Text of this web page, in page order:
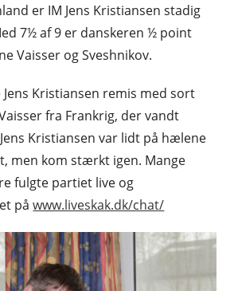
er IM Jens Kristiansen stadig
7½ af 9 er danskeren ½ point
Vaisser og Sveshnikov.
Kristiansen remis med sort
fra Frankrig, der vandt
Kristiansen var lidt på hælene
men kom stærkt igen. Mange
fulgte partiet live og
påwww.liveskak.dk/chat/